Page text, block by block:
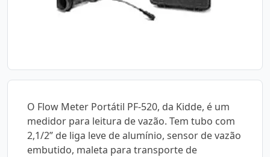
O Flow Meter Portátil PF-520, da Kidde, é um
medidor para leitura de vazão. Tem tubo com
2,1/2” de liga leve de alumínio, sensor de vazão
embutido, maleta para transporte de